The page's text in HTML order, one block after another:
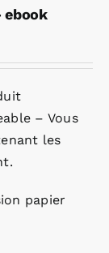
ebook
– Vous
les
papier